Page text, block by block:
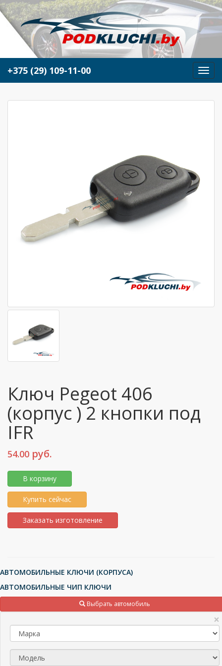
М
е
ю
+375 (29) 109-11-00
Ключ Pegeot 406
(корпус ) 2 кнопки под
IFR
54.00 руб.
В корзину
Купить сейчас
Заказать изготовление
АВТОМОБИЛЬНЫЕ КЛЮЧИ (КОРПУСА)
АВТОМОБИЛЬНЫЕ ЧИП КЛЮЧИ
ТРАНСПОНДЕРЫ (ЧИПЫ), МИКРОСХЕМЫ
Выбрать автомобиль
×